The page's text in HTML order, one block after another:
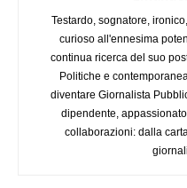
Testardo, sognatore,
curioso all'ennesima
continua ricerca del suo
Politiche e
diventare Giornalista
dipendente,
collaborazioni: dalla